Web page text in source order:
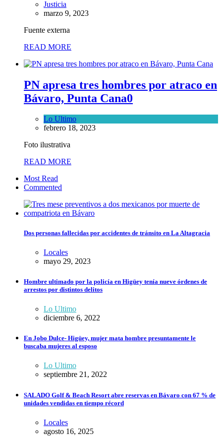
Justicia
marzo 9, 2023
Fuente externa
READ MORE
PN apresa tres hombres por atraco en
Bávaro, Punta Cana0
Lo Ultimo
febrero 18, 2023
Foto ilustrativa
READ MORE
Most Read
Commented
Dos personas fallecidas por accidentes de tránsito en La Altagracia
Locales
mayo 29, 2023
Hombre ultimado por la policía en Higüey tenía nueve órdenes de
arrestos por distintos delitos
Lo Ultimo
diciembre 6, 2022
En Jobo Dulce- Higüey, mujer mata hombre presuntamente le
buscaba mujeres al esposo
Lo Ultimo
septiembre 21, 2022
SALADO Golf & Beach Resort abre reservas en Bávaro con 67 % de
unidades vendidas en tiempo récord
Locales
agosto 16, 2025